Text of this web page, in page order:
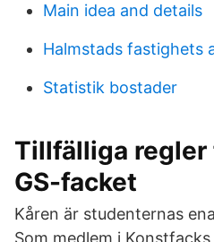
Main idea and details
Halmstads fastighets
Statistik bostader
Tillfälliga regler
GS-facket
Kåren är studenternas
Som medlem i